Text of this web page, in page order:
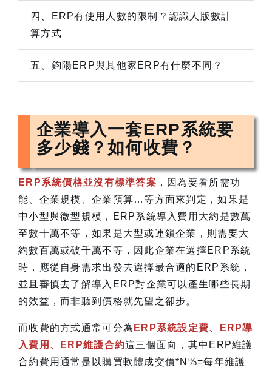
四、ERP有使用人數的限制？認識人版數計
算方式
五、鈞陽ERP與其他家ERP有什麼不同？
企業導入一套ERP系統要
多少錢？如何收費？
ERP系統價格並沒有標準答案 ，因為要看所需功
能、企業規模、企業預算…等方面來判定，如果是
中小型與微型規模，ERP系統導入費用大約是數萬
至數十萬不等，如果是大型或連鎖企業，則需要大
約數百萬或破千萬不等，因此企業在選擇ERP系統
時，應從自身需求出發去選擇最合適的ERP系統，
並且審慎去了解導入ERP對企業可以產生哪些長期
的效益，而非聽到價格就先望之卻步。
而收費的方式通常可分為 ERP系統設定費、ERP導
入費用、ERP維護合約這三個面向，其中ERP維護
合約費用通常是以購買軟體成交價*N%=每年維護